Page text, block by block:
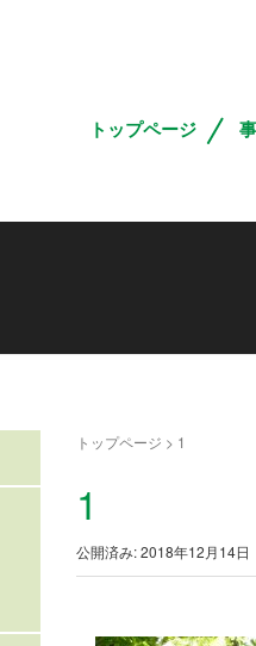
トップページ
トップページ > 1
1
公開済み: 2018年12月14日